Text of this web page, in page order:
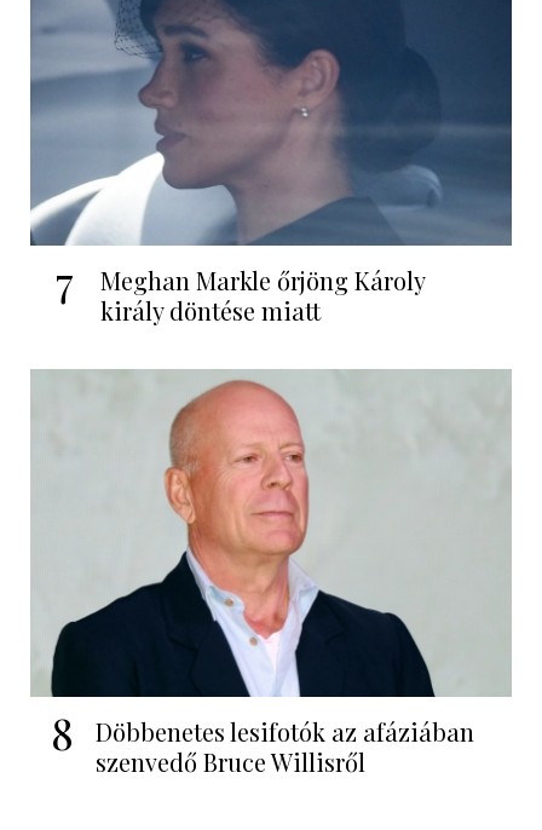
7
Meghan Markle őrjöng Károly
király döntése miatt
8
Döbbenetes lesifotók az afáziában
szenvedő Bruce Willisről